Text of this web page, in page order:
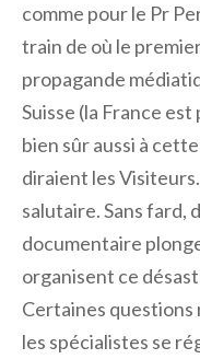
comme pour le Pr
train de où le
propagande
Suisse (la France
bien sûr aussi à
diraient les
salutaire. Sans fard,
documentaire
organisent ce
Certaines questions
les spécialistes se